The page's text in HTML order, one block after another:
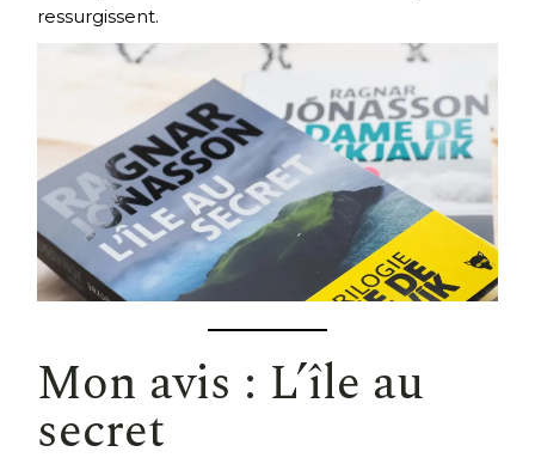
ressurgissent.
Mon avis : L’île au
secret